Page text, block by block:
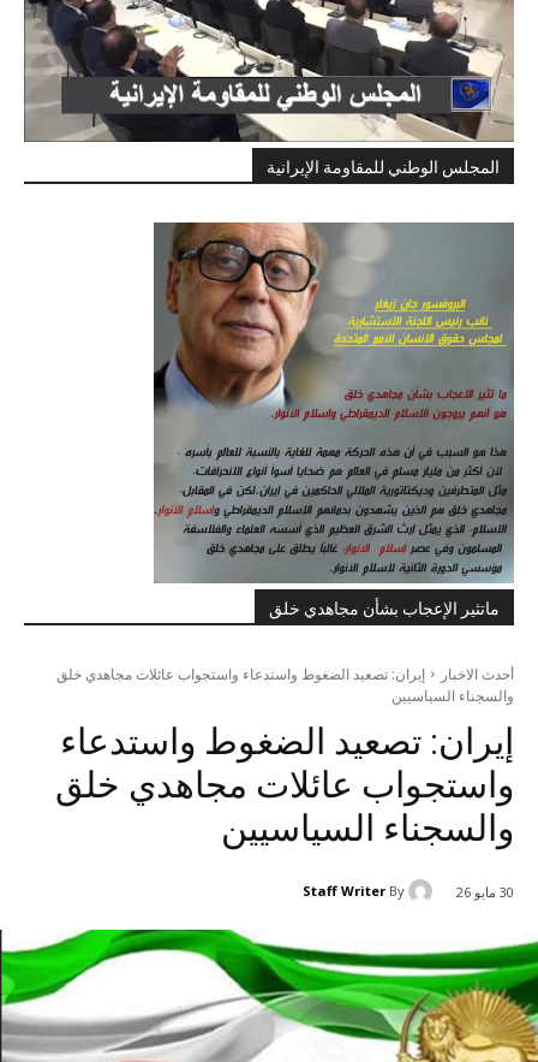
المجلس الوطني للمقاومة الإيرانية
ماتثير الإعجاب بشأن مجاهدي خلق
أحدث الاخبار
إيران: تصعيد الضغوط واستدعاء واستجواب عائلات مجاهدي خلق
والسجناء السياسيين
إيران: تصعيد الضغوط واستدعاء
واستجواب عائلات مجاهدي خلق
والسجناء السياسيين
30 مايو 26 By
Staff Writer